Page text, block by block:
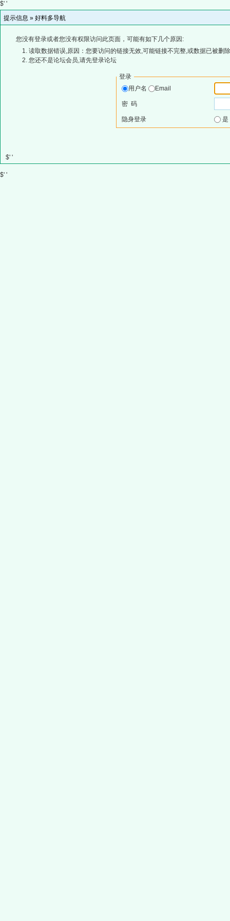
$' '
提示信息 » 好料多导航
您没有登录或者您没有权限访问此页面，可能有如下几个原因:
读取数据错误,原因：您要访问的链接无效,可能链接不完整,或数据已被删
您还不是论坛会员,请先登录论坛
登录
用户名
Email
密 码
隐身登录
$' '
$' '